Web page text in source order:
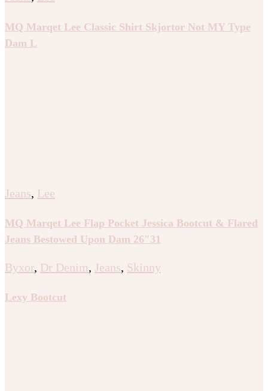
MQ Marqet Lee Classic Shirt Skjortor Not MY Type
Dam L
Jeans, Lee
MQ Marqet Lee Flap Pocket Jessica Bootcut & Flared
Jeans Bestowed Upon Dam 26″31
Byxor, Dr Denim, Jeans, Skinny
Lexy Bootcut